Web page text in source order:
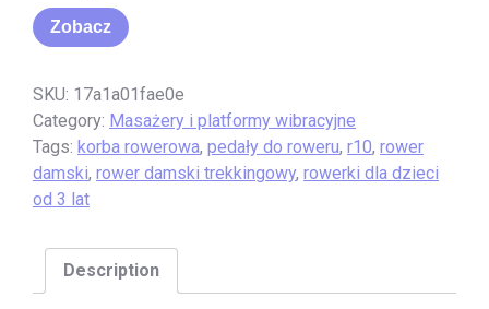
Zobacz
SKU: 17a1a01fae0e
Category: Masażery i platformy wibracyjne
Tags: korba rowerowa, pedały do roweru, r10, rower
damski, rower damski trekkingowy, rowerki dla dzieci
od 3 lat
Description